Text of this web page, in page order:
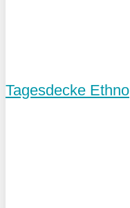
Tagesdecke Ethno